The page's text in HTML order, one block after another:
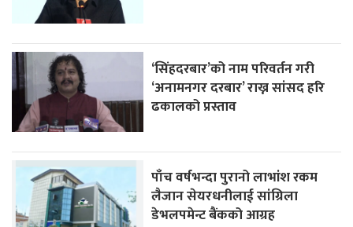
‘सिंहदरबार’को नाम परिवर्तन गरी
‘अनामनगर दरबार’ राख्न सांसद हरि
ढकालको प्रस्ताव
पाँच वर्षभन्दा पुरानो लाभांश रकम
लैजान सेयरधनीलाई सांग्रिला
डेभलपमेन्ट बैंकको आग्रह